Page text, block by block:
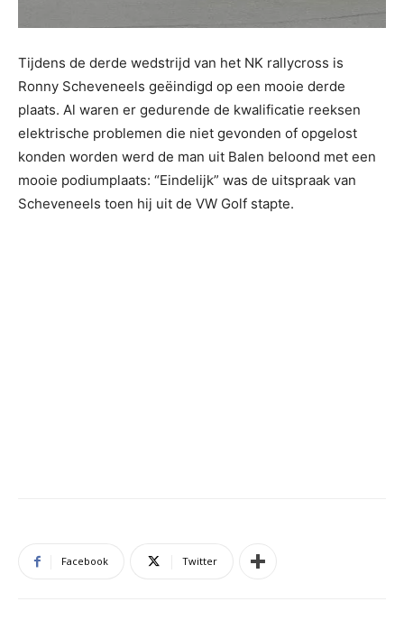
Tijdens de derde wedstrijd van het NK rallycross is
Ronny Scheveneels geëindigd op een mooie derde
plaats. Al waren er gedurende de kwalificatie reeksen
elektrische problemen die niet gevonden of opgelost
konden worden werd de man uit Balen beloond met een
mooie podiumplaats: “Eindelijk” was de uitspraak van
Scheveneels toen hij uit de VW Golf stapte.
Facebook Twitter